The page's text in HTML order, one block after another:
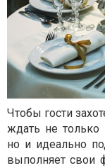
Чтобы гости
ждать не только
но и идеально
выполняет свои